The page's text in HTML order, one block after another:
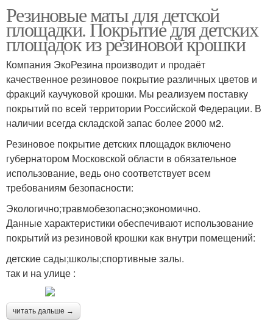
Резиновые маты для детской
площадки. Покрытие для детских
площадок из резиновой крошки
Компания ЭкоРезина производит и продаёт
качественное резиновое покрытие различных цветов и
фракций каучуковой крошки. Мы реализуем поставку
покрытий по всей территории Российской Федерации. В
наличии всегда складской запас более 2000 м2.
Резиновое покрытие детских площадок включено
губернатором Московской области в обязательное
использование, ведь оно соответствует всем
требованиям безопасности:
Экологично;травмобезопасно;экономично.
Данные характеристики обеспечивают использование
покрытий из резиновой крошки как внутри помещений:
детские сады;школы;спортивные залы.
так и на улице :
читать дальше →